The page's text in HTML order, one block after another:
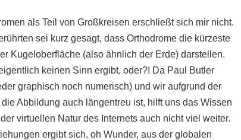
als Teil von Großkreisen erschließt sich mir nicht.
sei kurz gesagt, dass Orthodrome die kürzeste
Kugeloberfläche (also ähnlich der Erde) darstellen.
keinen Sinn ergibt, oder?! Da Paul Butler
graphisch noch numerisch) und wir aufgrund der
Abbildung auch längentreu ist, hilft uns das Wissen
virtuellen Natur des Internets auch nicht viel weiter.
ergibt sich, oh Wunder, aus der globalen